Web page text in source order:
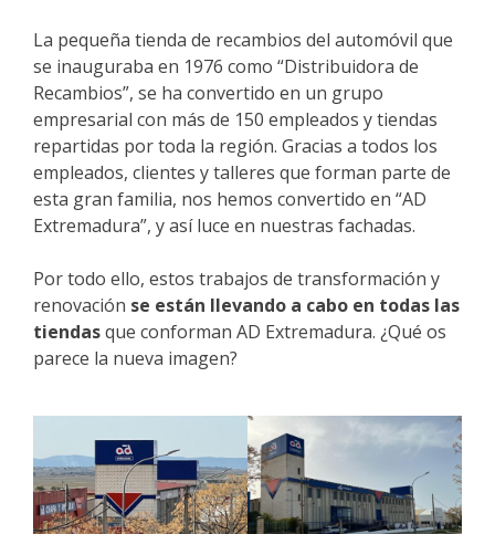
La pequeña tienda de recambios del automóvil que
se inauguraba en 1976 como “Distribuidora de
Recambios”, se ha convertido en un grupo
empresarial con más de 150 empleados y tiendas
repartidas por toda la región. Gracias a todos los
empleados, clientes y talleres que forman parte de
esta gran familia, nos hemos convertido en “AD
Extremadura”, y así luce en nuestras fachadas.
Por todo ello, estos trabajos de transformación y
renovación se están llevando a cabo en todas las
tiendasque conforman AD Extremadura. ¿Qué os
parece la nueva imagen?